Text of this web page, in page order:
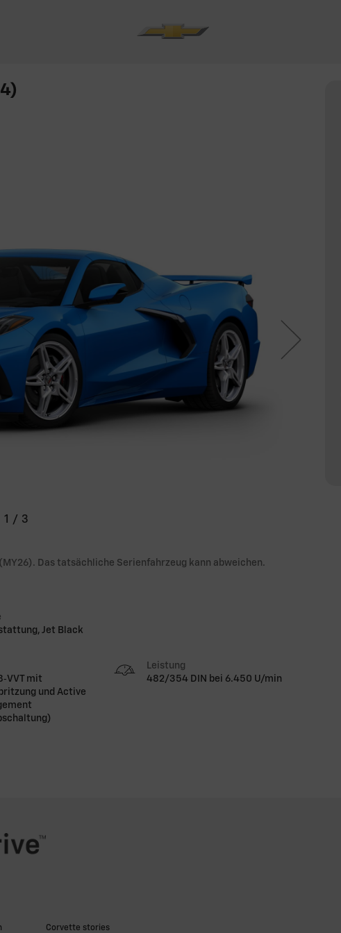
1 / 3
Das tatsächliche Serienfahrzeug kann abweichen.
Jet Black
mit
und Active
Leistung
482/354 DIN bei 6.450 U/min